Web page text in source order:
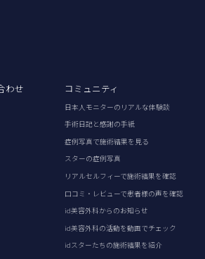
わせ コミュニティ
日本人モニターのリアルな体験談
手術日記と感謝の手紙
症例写真で施術結果を見る
スターの症例写真
リアルセルフィーで施術結果を確認
口コミ・レビューで患者様の声を確認
id美容外科からのお知らせ
id美容外科の活動を動画でチェック
idスターたちの施術結果を紹介